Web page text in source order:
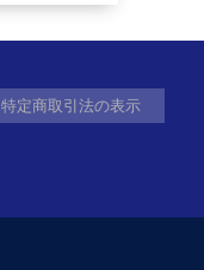
特定商取引法の表示